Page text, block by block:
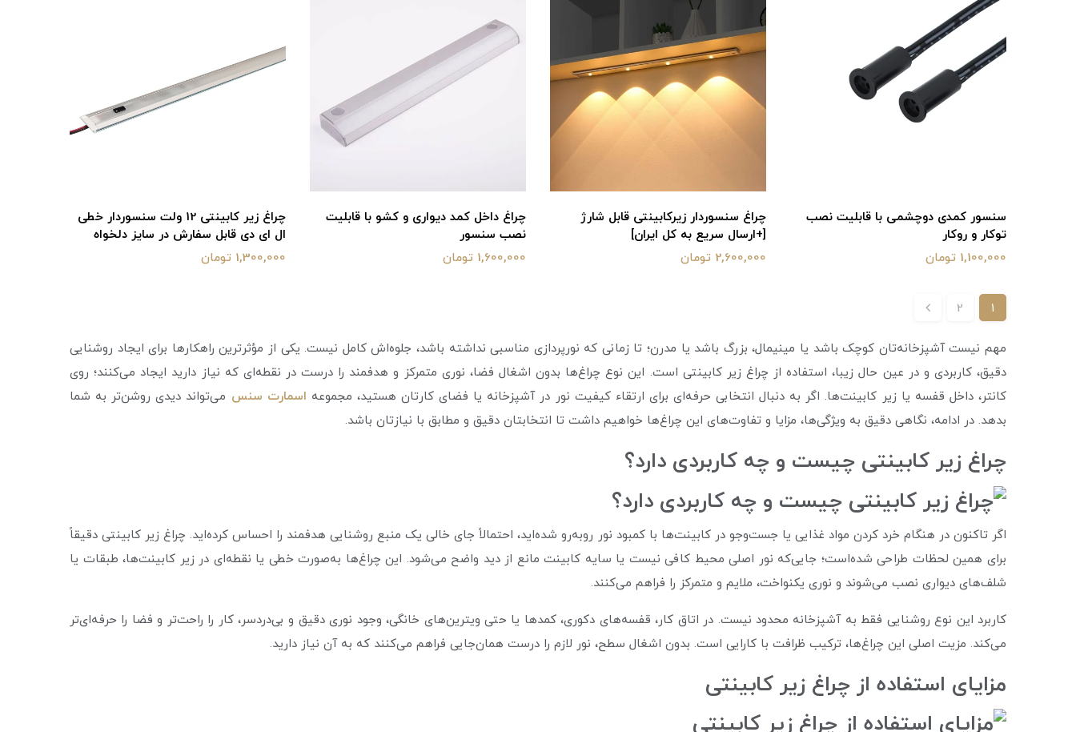
سنسور کمدی دوچشمی با قابلیت نصب
توکار و روکار
1,100,000 تومان
چراغ سنسوردار زیرکابینتی قابل شارژ
[+ارسال سریع به کل ایران]
2,600,000 تومان
چراغ داخل کمد دیواری و کشو با قابلیت
نصب سنسور
1,600,000 تومان
چراغ زیر کابینتی 12 ولت سنسوردار خطی
ال ای دی قابل سفارش در سایز دلخواه
1,300,000 تومان
1
2
مهم نیست آشپزخانه‌تان کوچک باشد یا مینیمال، بزرگ باشد یا مدرن؛ تا زمانی که نورپردازی مناسبی نداشته باشد، جلوه‌اش کامل نیست. یکی از مؤثرترین راهکارها برای ایجاد روشنایی
دقیق، کاربردی و در عین حال زیبا، استفاده از چراغ زیر کابینتی است. این نوع چراغ‌ها بدون اشغال فضا، نوری متمرکز و هدفمند را درست در نقطه‌ای که نیاز دارید ایجاد می‌کنند؛ روی
کانتر، داخل قفسه یا زیر کابینت‌ها. اگر به دنبال انتخابی حرفه‌ای برای ارتقاء کیفیت نور در آشپزخانه یا فضای کارتان هستید، مجموعه اسمارت سنس می‌تواند دیدی روشن‌تر به شما
بدهد. در ادامه، نگاهی دقیق به ویژگی‌ها، مزایا و تفاوت‌های این چراغ‌ها خواهیم داشت تا انتخابتان دقیق و مطابق با نیازتان باشد.
چراغ زیر کابینتی چیست و چه کاربردی دارد؟
اگر تاکنون در هنگام خرد کردن مواد غذایی یا جست‌وجو در کابینت‌ها با کمبود نور روبه‌رو شده‌اید، احتمالاً جای خالی یک منبع روشنایی هدفمند را احساس کرده‌اید. چراغ زیر کابینتی دقیقاً
برای همین لحظات طراحی شده‌است؛ جایی‌که نور اصلی محیط کافی نیست یا سایه کابینت مانع از دید واضح می‌شود. این چراغ‌ها به‌صورت خطی یا نقطه‌ای در زیر کابینت‌ها، طبقات یا
شلف‌های دیواری نصب می‌شوند و نوری یکنواخت، ملایم و متمرکز را فراهم می‌کنند.
کاربرد این نوع روشنایی فقط به آشپزخانه محدود نیست. در اتاق کار، قفسه‌های دکوری، کمدها یا حتی ویترین‌های خانگی، وجود نوری دقیق و بی‌دردسر، کار را راحت‌تر و فضا را حرفه‌ای‌تر
می‌کند. مزیت اصلی این چراغ‌ها، ترکیب ظرافت با کارایی است. بدون اشغال سطح، نور لازم را درست همان‌جایی فراهم می‌کنند که به آن نیاز دارید.
مزایای استفاده از چراغ زیر کابینتی